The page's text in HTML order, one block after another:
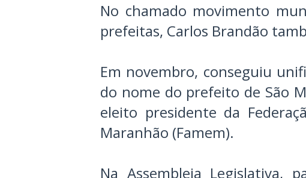
No chamado movimento
prefeitas, Carlos Brandão
Em novembro, conseguiu
do nome do prefeito de São
eleito presidente da
Maranhão (Famem).
Na Assembleia Legislativa,